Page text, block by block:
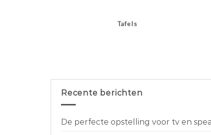
Tafels
Recente berichten
De perfecte opstelling voor tv en